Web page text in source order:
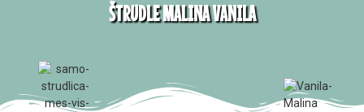
ŠTRUDLE MALINA VANILA